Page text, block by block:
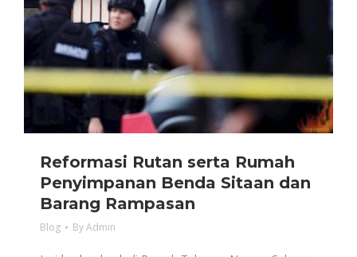
Reformasi Rutan serta Rumah
Penyimpanan Benda Sitaan dan
Barang Rampasan
Blog ByAdmin